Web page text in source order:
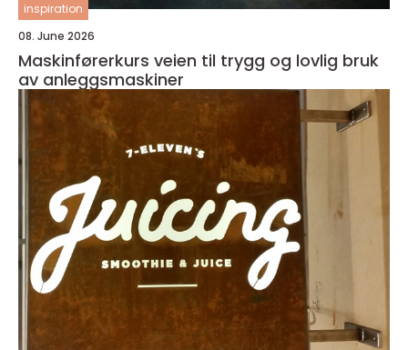
inspiration
08. June 2026
Maskinførerkurs veien til trygg og lovlig bruk
av anleggsmaskiner